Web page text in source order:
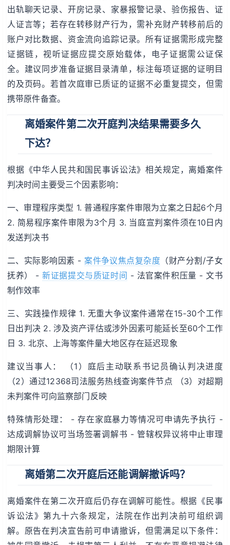
出轨聊天记录、开房记录、家暴报警记录、验伤报告、证
人证言等；若存在转移财产行为，需补充财产转移前后的
账户对比数据、资金流向追踪记录。所有证据需形成完整
证据链，视听证据应提交原始载体，电子证据需公证保
全。建议同步准备证据目录清单，标注每项证据的证明目
的及页码。若首次庭审已质证的证据不必重复提交，但需
携带原件备查。
离婚案件第二次开庭判决结果需要多久
下达？
根据《中华人民共和国民事诉讼法》相关规定，离婚案件
判决时间主要受三个因素影响：
一、审理程序类型 1. 普通程序案件审限为立案之日起6个月
2. 简易程序案件审限为3个月 3. 当庭宣判案件须在10日内
发送判决书
二、实际影响因素 -案件争议焦点复杂度 （财产分割/子女
抚养） -新证据提交与质证时间 - 法官案件积压量 - 文书
制作效率
三、实践操作规律 1. 无重大争议案件通常在15-30个工作
日出判决 2. 涉及资产评估或涉外因素可能延长至60个工作
日 3. 北京、上海等案件量大地区存在延迟现象
建议当事人： （1）庭后主动联系书记员确认判决进度
（2）通过12368司法服务热线查询案件节点 （3）对超期
未判案件可向监察部门反映
特殊情形处理： - 存在家庭暴力等情况可申请先予执行 -
达成调解协议可当场签署调解书 - 管辖权异议将中止审理
期限计算
离婚第二次开庭后还能调解撤诉吗？
离婚案件在第二次开庭后仍存在调解可能性。根据《民事
诉讼法》第九十六条规定，法院在作出判决前可组织调
解。原告在判决宣告前可申请撤诉，但需满足以下条件：